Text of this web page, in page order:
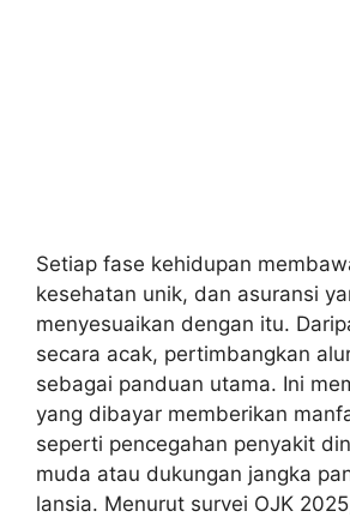
Setiap fase kehidupan
kesehatan unik, dan asuransi
menyesuaikan dengan itu.
secara acak, pertimbangkan
sebagai panduan utama. Ini
yang dibayar memberikan
seperti pencegahan penyakit
muda atau dukungan jangka
lansia. Menurut survei OJK